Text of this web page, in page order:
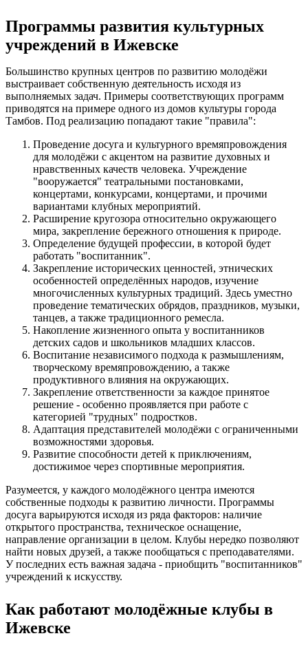
Программы развития культурных
учреждений в Ижевске
Большинство крупных центров по развитию молодёжи
выстраивает собственную деятельность исходя из
выполняемых задач. Примеры соответствующих программ
приводятся на примере одного из домов культуры города
Тамбов. Под реализацию попадают такие "правила":
Проведение досуга и культурного времяпровождения
для молодёжи с акцентом на развитие духовных и
нравственных качеств человека. Учреждение
"вооружается" театральными постановками,
концертами, конкурсами, концертами, и прочими
вариантами клубных мероприятий.
Расширение кругозора относительно окружающего
мира, закрепление бережного отношения к природе.
Определение будущей профессии, в которой будет
работать "воспитанник".
Закрепление исторических ценностей, этнических
особенностей определённых народов, изучение
многочисленных культурных традиций. Здесь уместно
проведение тематических обрядов, праздников, музыки,
танцев, а также традиционного ремесла.
Накопление жизненного опыта у воспитанников
детских садов и школьников младших классов.
Воспитание независимого подхода к размышлениям,
творческому времяпровождению, а также
продуктивного влияния на окружающих.
Закрепление ответственности за каждое принятое
решение - особенно проявляется при работе с
категорией "трудных" подростков.
Адаптация представителей молодёжи с ограниченными
возможностями здоровья.
Развитие способности детей к приключениям,
достижимое через спортивные мероприятия.
Разумеется, у каждого молодёжного центра имеются
собственные подходы к развитию личности. Программы
досуга варьируются исходя из ряда факторов: наличие
открытого пространства, техническое оснащение,
направление организации в целом. Клубы нередко позволяют
найти новых друзей, а также пообщаться с преподавателями.
У последних есть важная задача - приобщить "воспитанников"
учреждений к искусству.
Как работают молодёжные клубы в
Ижевске